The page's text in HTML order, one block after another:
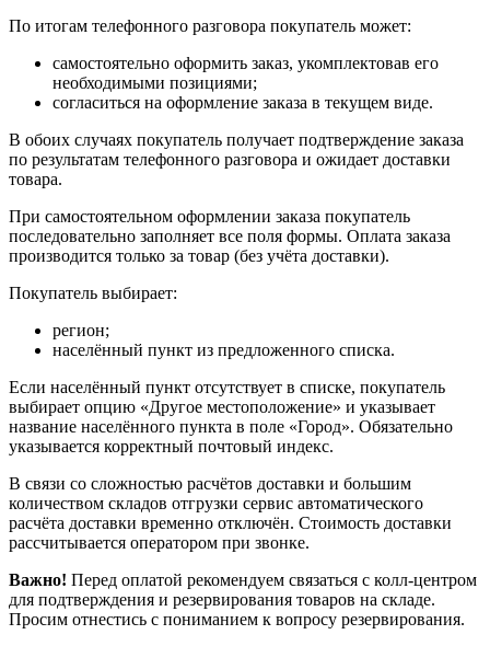
По итогам телефонного разговора покупатель может:
самостоятельно оформить заказ, укомплектовав его
необходимыми позициями;
согласиться на оформление заказа в текущем виде.
В обоих случаях покупатель получает подтверждение заказа
по результатам телефонного разговора и ожидает доставки
товара.
При самостоятельном оформлении заказа покупатель
последовательно заполняет все поля формы. Оплата заказа
производится только за товар (без учёта доставки).
Покупатель выбирает:
регион;
населённый пункт из предложенного списка.
Если населённый пункт отсутствует в списке, покупатель
выбирает опцию «Другое местоположение» и указывает
название населённого пункта в поле «Город». Обязательно
указывается корректный почтовый индекс.
В связи со сложностью расчётов доставки и большим
количеством складов отгрузки сервис автоматического
расчёта доставки временно отключён. Стоимость доставки
рассчитывается оператором при звонке.
Важно! Перед оплатой рекомендуем связаться с колл‑центром
для подтверждения и резервирования товаров на складе.
Просим отнестись с пониманием к вопросу резервирования.